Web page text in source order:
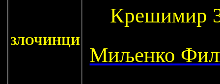
ЗЛОЧИНЦИ
Крешимир
Миљенко